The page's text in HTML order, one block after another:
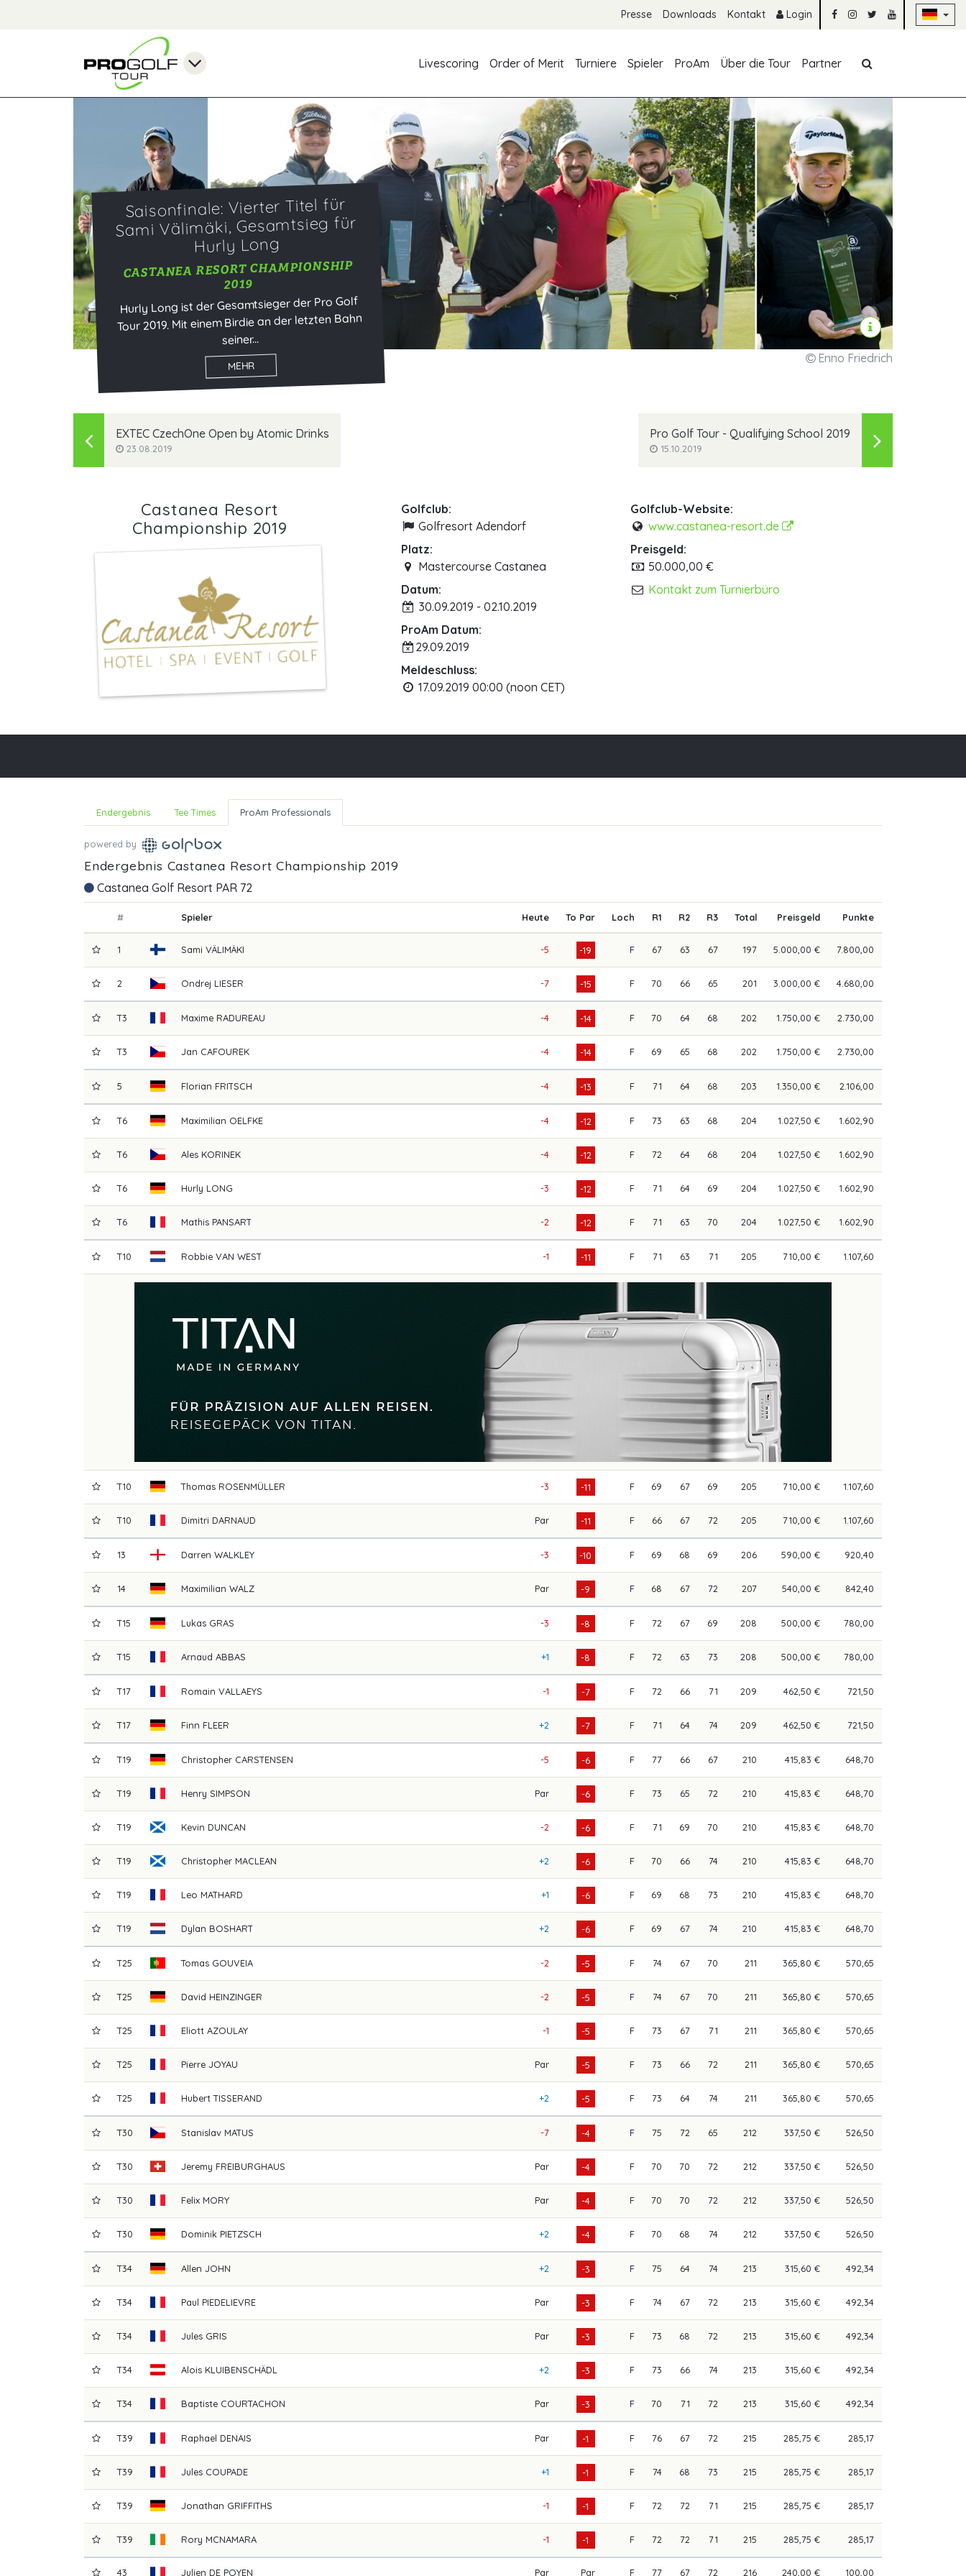
Presse Downloads Kontakt Login
Livescoring
Order of Merit Turniere Spieler ProAm Über die Tour Partner
Enno Friedrich
Saisonfinale: Vierter Titel für
Sami Välimäki, Gesamtsieg für
Hurly Long
CASTANEA RESORT CHAMPIONSHIP
2019
Hurly Long ist der Gesamtsieger der Pro Golf
Tour 2019. Mit einem Birdie an der letzten Bahn
seiner...
MEHR
EXTEC CzechOne Open by Atomic Drinks
23.08.2019
Pro Golf Tour - Qualifying School 2019
15.10.2019
Castanea Resort
Championship 2019
Golfclub:
Golfresort Adendorf
Platz:
Mastercourse Castanea
Datum:
30.09.2019 - 02.10.2019
ProAm Datum:
29.09.2019
Meldeschluss:
17.09.2019 00:00 (noon CET)
Golfclub-Website:
www.castanea-resort.de
Preisgeld:
50.000,00 €
Kontakt zum Turnierbüro
Endergebnis Tee Times ProAm Professionals
powered by
Endergebnis Castanea Resort Championship 2019
Castanea Golf Resort PAR 72
# Spieler Heute To Par Loch R1 R2 R3 Total Preisgeld Punkte
1 Sami VÄLIMÄKI -5 -19 F 67 63 67 197 5.000,00 € 7.800,00
2 Ondrej LIESER -7 -15 F 70 66 65 201 3.000,00 € 4.680,00
T3 Maxime RADUREAU -4 -14 F 70 64 68 202 1.750,00 € 2.730,00
T3 Jan CAFOUREK -4 -14 F 69 65 68 202 1.750,00 € 2.730,00
5 Florian FRITSCH -4 -13 F 71 64 68 203 1.350,00 € 2.106,00
T6 Maximilian OELFKE -4 -12 F 73 63 68 204 1.027,50 € 1.602,90
T6 Ales KORINEK -4 -12 F 72 64 68 204 1.027,50 € 1.602,90
T6 Hurly LONG -3 -12 F 71 64 69 204 1.027,50 € 1.602,90
T6 Mathis PANSART -2 -12 F 71 63 70 204 1.027,50 € 1.602,90
T10 Robbie VAN WEST -1 -11 F 71 63 71 205 710,00 € 1.107,60
T10 Thomas ROSENMÜLLER -3 -11 F 69 67 69 205 710,00 € 1.107,60
T10 Dimitri DARNAUD Par -11 F 66 67 72 205 710,00 € 1.107,60
13 Darren WALKLEY -3 -10 F 69 68 69 206 590,00 € 920,40
14 Maximilian WALZ Par -9 F 68 67 72 207 540,00 € 842,40
T15 Lukas GRAS -3 -8 F 72 67 69 208 500,00 € 780,00
T15 Arnaud ABBAS +1 -8 F 72 63 73 208 500,00 € 780,00
T17 Romain VALLAEYS -1 -7 F 72 66 71 209 462,50 € 721,50
T17 Finn FLEER +2 -7 F 71 64 74 209 462,50 € 721,50
T19 Christopher CARSTENSEN -5 -6 F 77 66 67 210 415,83 € 648,70
T19 Henry SIMPSON Par -6 F 73 65 72 210 415,83 € 648,70
T19 Kevin DUNCAN -2 -6 F 71 69 70 210 415,83 € 648,70
T19 Christopher MACLEAN +2 -6 F 70 66 74 210 415,83 € 648,70
T19 Leo MATHARD +1 -6 F 69 68 73 210 415,83 € 648,70
T19 Dylan BOSHART +2 -6 F 69 67 74 210 415,83 € 648,70
T25 Tomas GOUVEIA -2 -5 F 74 67 70 211 365,80 € 570,65
T25 David HEINZINGER -2 -5 F 74 67 70 211 365,80 € 570,65
T25 Eliott AZOULAY -1 -5 F 73 67 71 211 365,80 € 570,65
T25 PierreJOYAU Par -5 F 73 66 72 211 365,80 € 570,65
T25 Hubert TISSERAND +2 -5 F 73 64 74 211 365,80 € 570,65
T30 Stanislav MATUS -7 -4 F 75 72 65 212 337,50 € 526,50
T30 Jeremy FREIBURGHAUS Par -4 F 70 70 72 212 337,50 € 526,50
T30 Felix MORY Par -4 F 70 70 72 212 337,50 € 526,50
T30 Dominik PIETZSCH +2 -4 F 70 68 74 212 337,50 € 526,50
T34 Allen JOHN +2 -3 F 75 64 74 213 315,60 € 492,34
T34 Paul PIEDELIEVRE Par -3 F 74 67 72 213 315,60 € 492,34
T34 Jules GRIS Par -3 F 73 68 72 213 315,60 € 492,34
T34 Alois KLUIBENSCHÄDL +2 -3 F 73 66 74 213 315,60 € 492,34
T34 Baptiste COURTACHON Par -3 F 70 71 72 213 315,60 € 492,34
T39 Raphael DENAIS Par -1 F 76 67 72 215 285,75 € 285,17
T39 Jules COUPADE +1 -1 F 74 68 73 215 285,75 € 285,17
T39 Jonathan GRIFFITHS -1 -1 F 72 72 71 215 285,75 € 285,17
T39 Rory MCNAMARA -1 -1 F 72 72 71 215 285,75 € 285,17
43 Julien DE POYEN Par Par F 77 67 72 216 240,00 € 100,00